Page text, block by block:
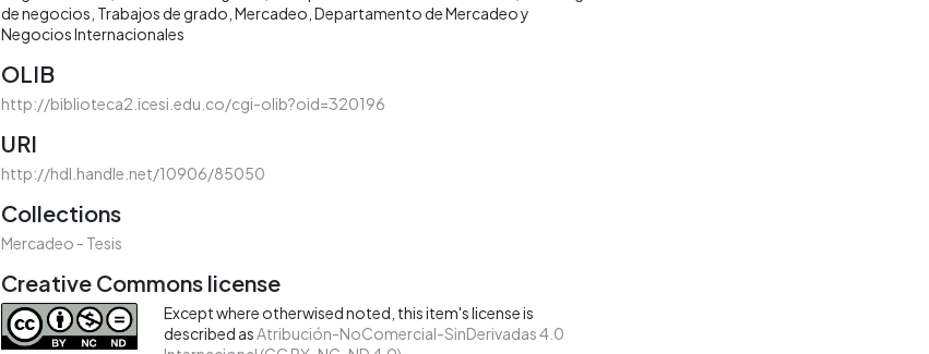
de negocios Trabajos de grado Mercadeo Departamento de Mercadeo y
Negocios Internacionales
OLIB
http://biblioteca2.icesi.edu.co/cgi-olib?oid=320196
URI
http://hdl.handle.net/10906/85050
Collections
Mercadeo - Tesis
Creative Commons license
Except where otherwised noted, this item's license is
described as Atribución-NoComercial-SinDerivadas 4.0